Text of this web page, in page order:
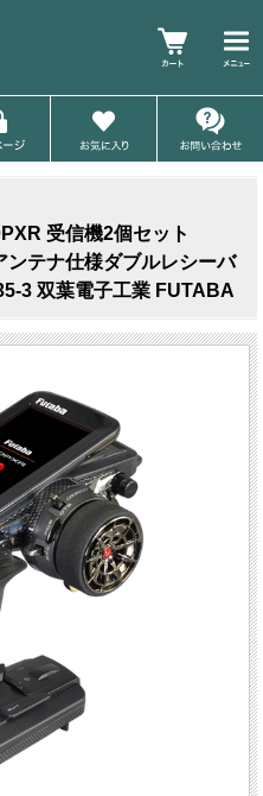
受信機2個セット
ンテナ仕様ダブルレシーバ
3 双葉電子工業 FUTABA